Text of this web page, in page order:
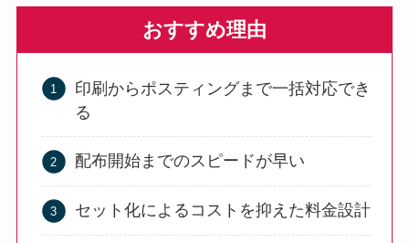
おすすめ理由
印刷からポスティングまで一括対応でき
る
配布開始までのスピードが早い
セット化によるコストを抑えた料金設計